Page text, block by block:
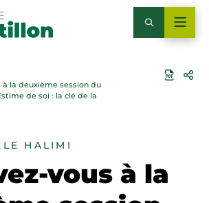
à la deuxième session du
de soi : la clé de la
HALIMI
vous à la